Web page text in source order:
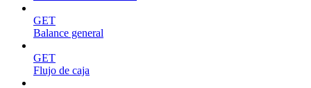
GET
Balance general
GET
Flujo de caja